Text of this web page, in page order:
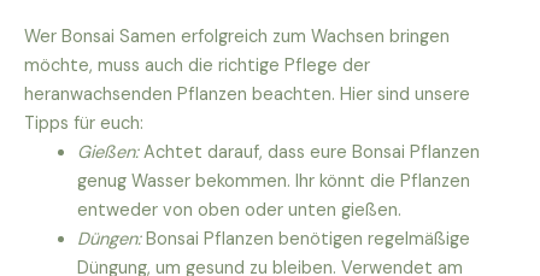
Wer Bonsai Samen erfolgreich zum Wachsen bringen
möchte, muss auch die richtige Pflege der
heranwachsenden Pflanzen beachten. Hier sind unsere
Tipps für euch:
Gießen:Achtet darauf, dass eure Bonsai Pflanzen
genug Wasser bekommen. Ihr könnt die Pflanzen
entweder von oben oder unten gießen.
Düngen:Bonsai Pflanzen benötigen regelmäßige
Düngung, um gesund zu bleiben. Verwendet am